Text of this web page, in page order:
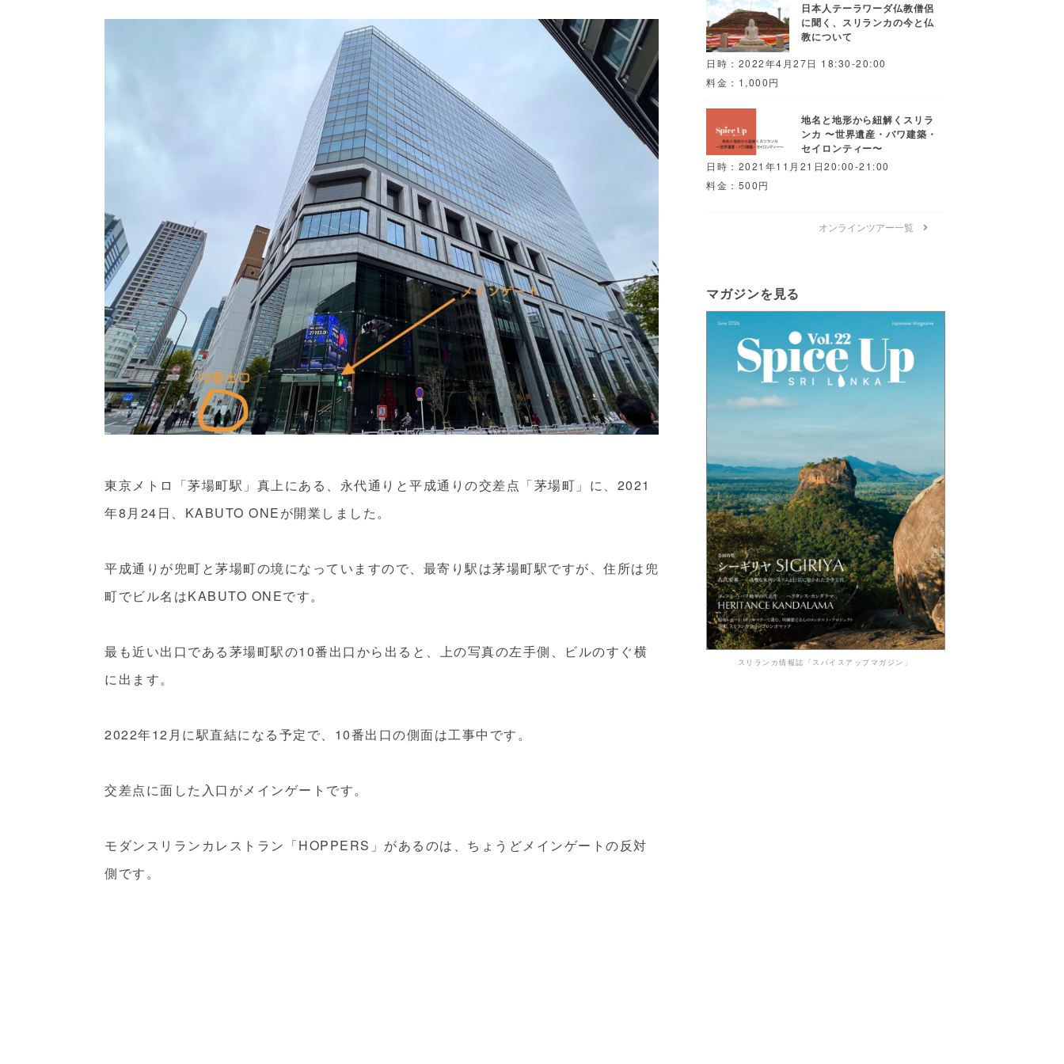
東京メトロ「茅場町駅」真上にある、永代通りと平成通りの交差点「茅場町」に、2021
年8月24日、KABUTO ONEが開業しました。
平成通りが兜町と茅場町の境になっていますので、最寄り駅は茅場町駅ですが、住所は兜
町でビル名はKABUTO ONEです。
最も近い出口である茅場町駅の10番出口から出ると、上の写真の左手側、ビルのすぐ横
に出ます。
2022年12月に駅直結になる予定で、10番出口の側面は工事中です。
交差点に面した入口がメインゲートです。
モダンスリランカレストラン「HOPPERS」があるのは、ちょうどメインゲートの反対
側です。
日本人テーラワーダ仏教僧侶
に聞く、スリランカの今と仏
教について
日時：2022年4月27日 18:30-20:00
料金：1,000円
地名と地形から紐解くスリラ
ンカ 〜世界遺産・バワ建築・
セイロンティー〜
日時：2021年11月21日20:00-21:00
料金：500円
オンラインツアー一覧
マガジンを見る
スリランカ情報誌「スパイスアップマガジン」